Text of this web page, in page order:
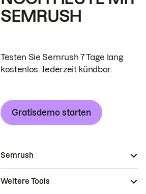
SEMRUSH
Testen Sie Semrush 7 Tage lang
kostenlos. Jederzeit kündbar.
Gratisdemo starten
Semrush
Weitere Tools